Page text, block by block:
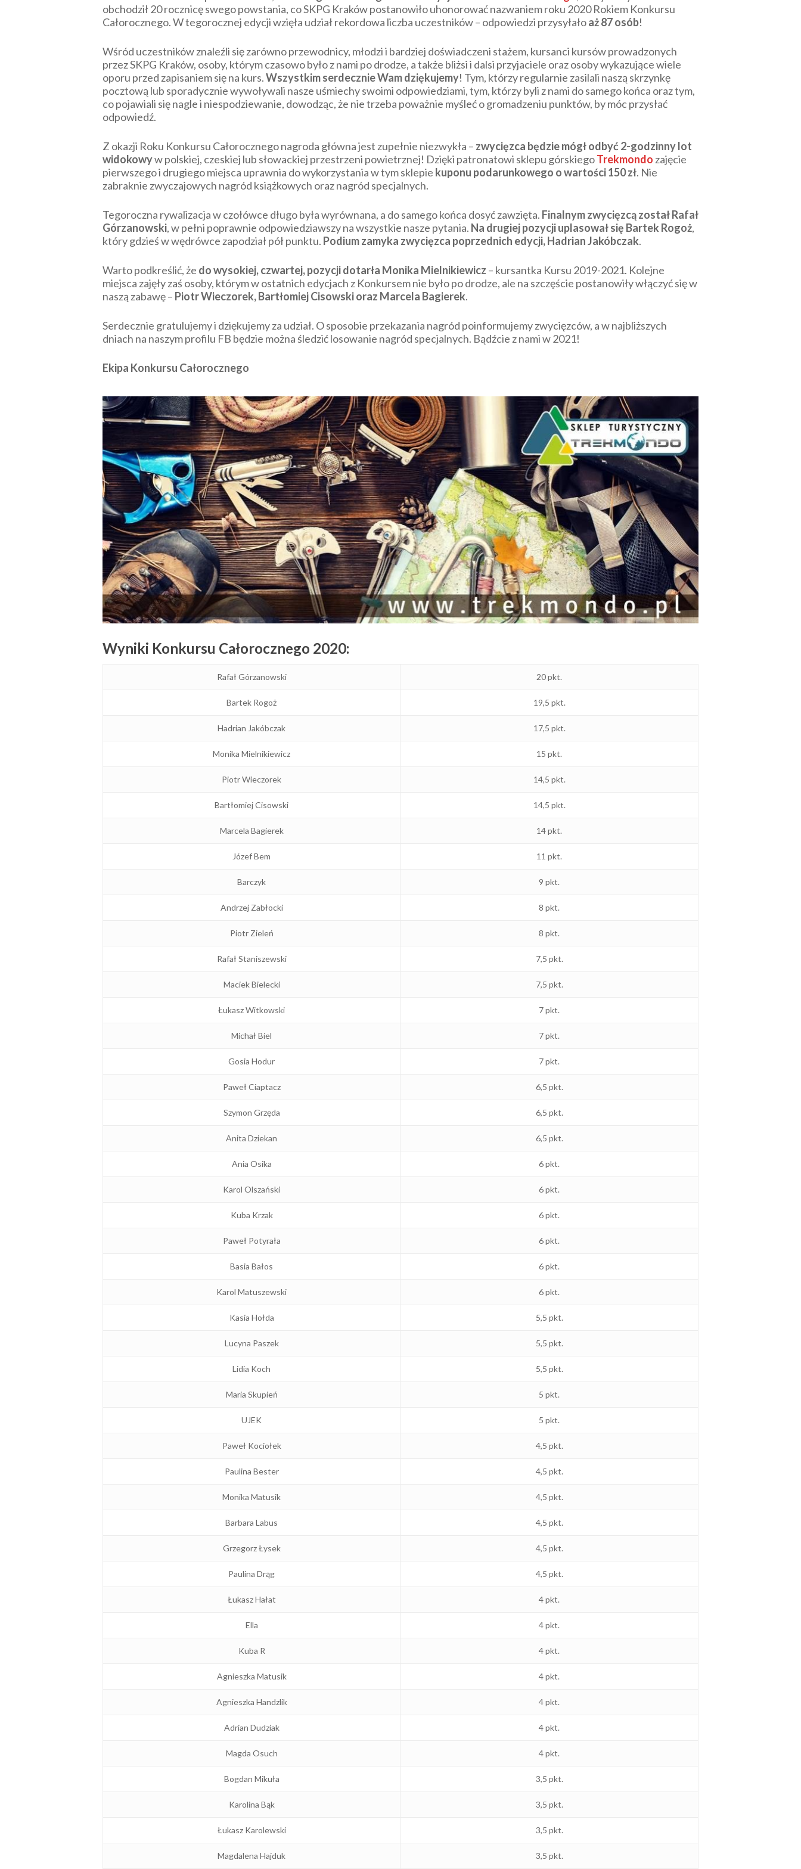
obchodził 20 rocznicę swego powstania, co SKPG Kraków postanowiło uhonorować nazwaniem roku 2020 Rokiem Konkursu
Całorocznego. W tegorocznej edycji wzięła udział rekordowa liczba uczestników – odpowiedzi przysyłałoaż 87 osób!
Wśród uczestników znaleźli się zarówno przewodnicy, młodzi i bardziej doświadczeni stażem, kursanci kursów prowadzonych
przez SKPG Kraków, osoby, którym czasowo było z nami po drodze, a także bliżsi i dalsi przyjaciele oraz osoby wykazujące wiele
oporu przed zapisaniem się na kurs.Wszystkim serdecznie Wam dziękujemy! Tym, którzy regularnie zasilali naszą skrzynkę
pocztową lub sporadycznie wywoływali nasze uśmiechy swoimi odpowiedziami, tym, którzy byli z nami do samego końca oraz tym,
co pojawiali się nagle i niespodziewanie, dowodząc, że nie trzeba poważnie myśleć o gromadzeniu punktów, by móc przysłać
odpowiedź.
Z okazji Roku Konkursu Całorocznego nagroda główna jest zupełnie niezwykła – zwycięzca będzie mógł odbyć 2-godzinny lot
widokowyw polskiej, czeskiej lub słowackiej przestrzeni powietrznej! Dzięki patronatowi sklepu górskiegoTrekmondo zajęcie
pierwszego i drugiego miejsca uprawnia do wykorzystania w tym sklepie kuponu podarunkowego o wartości 150 zł. Nie
zabraknie zwyczajowych nagród książkowych oraz nagród specjalnych.
Tegoroczna rywalizacja w czołówce długo była wyrównana, a do samego końca dosyć zawzięta. Finalnym zwycięzcą został Rafał
Górzanowski, w pełni poprawnie odpowiedziawszy na wszystkie nasze pytania. Na drugiej pozycji uplasował się Bartek Rogoż,
który gdzieś w wędrówce zapodział pół punktu. Podium zamyka zwycięzca poprzednich edycji, Hadrian Jakóbczak.
Warto podkreślić, że do wysokiej, czwartej, pozycji dotarła Monika Mielnikiewicz – kursantka Kursu 2019-2021. Kolejne
miejsca zajęły zaś osoby, którym w ostatnich edycjach z Konkursem nie było po drodze, ale na szczęście postanowiły włączyć się w
naszą zabawę – Piotr Wieczorek, Bartłomiej Cisowski oraz Marcela Bagierek.
Serdecznie gratulujemy i dziękujemy za udział. O sposobie przekazania nagród poinformujemy zwycięzców, a w najbliższych
dniach na naszym profilu FB będzie można śledzić losowanie nagród specjalnych. Bądźcie z nami w 2021!
Ekipa Konkursu Całorocznego
Wyniki Konkursu Całorocznego 2020:
Rafał Górzanowski 20 pkt.
Bartek Rogoż 19,5 pkt.
Hadrian Jakóbczak 17,5 pkt.
Monika Mielnikiewicz 15 pkt.
Piotr Wieczorek 14,5 pkt.
Bartłomiej Cisowski 14,5 pkt.
Marcela Bagierek 14 pkt.
Józef Bem 11 pkt.
Barczyk 9 pkt.
Andrzej Zabłocki 8 pkt.
Piotr Zieleń 8 pkt.
Rafał Staniszewski 7,5 pkt.
Maciek Bielecki 7,5 pkt.
Łukasz Witkowski 7 pkt.
Michał Biel 7 pkt.
Gosia Hodur 7 pkt.
Paweł Ciaptacz 6,5 pkt.
Szymon Grzęda 6,5 pkt.
Anita Dziekan 6,5 pkt.
Ania Osika 6 pkt.
Karol Olszański 6 pkt.
Kuba Krzak 6 pkt.
Paweł Potyrała 6 pkt.
Basia Bałos 6 pkt.
Karol Matuszewski 6 pkt.
Kasia Hołda 5,5 pkt.
Lucyna Paszek 5,5 pkt.
Lidia Koch 5,5 pkt.
Maria Skupień 5 pkt.
UJEK 5 pkt.
Paweł Kociołek 4,5 pkt.
Paulina Bester 4,5 pkt.
Monika Matusik 4,5 pkt.
Barbara Labus 4,5 pkt.
Grzegorz Łysek 4,5 pkt.
Paulina Drąg 4,5 pkt.
Łukasz Hałat 4 pkt.
Ella 4 pkt.
Kuba R 4 pkt.
Agnieszka Matusik 4 pkt.
Agnieszka Handzlik 4 pkt.
Adrian Dudziak 4 pkt.
Magda Osuch 4 pkt.
Bogdan Mikuła 3,5 pkt.
Karolina Bąk 3,5 pkt.
Łukasz Karolewski 3,5 pkt.
Magdalena Hajduk 3,5 pkt.